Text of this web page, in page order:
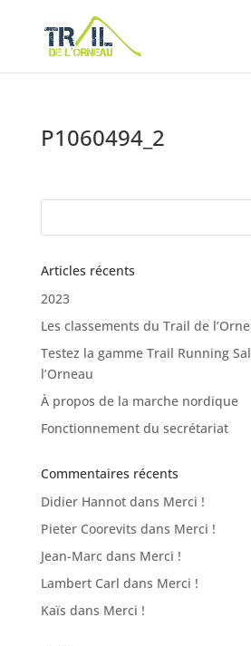
P1060494_2
Articles récents
2023
Les classements du Trail de
Testez la gamme Trail Running
l’Orneau
À propos de la marche nordique
Fonctionnement du secrétariat
Commentaires récents
Didier Hannotdans Merci !
Pieter Coorevits dans Merci !
Jean-Marcdans Merci !
Lambert Carl dans Merci !
Kaïs dans Merci !